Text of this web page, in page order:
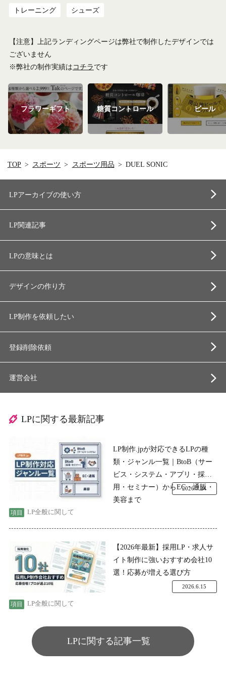
トレーニング シューズ
【注意】上記ランディングページは弊社で制作したデザインでは
ございません
※弊社の制作実績はコチラです
フラワーギフト 糖質コントロール ビール
TOP スポーツ スポーツ用品 DUEL SONIC
LPアーカイブの使い方
LP関連記事
LPの意味とは
デザインの作り方
LP制作を依頼したい
登録削除依頼
運営会社
LPに関する最新記事
LP制作.jpが対応できるLPの種
類・ジャンル一覧｜BtoB（サー
ビス・システム・アプリ・採
用・セミナー）からEC・通販・
美容まで
LP全般に関して
2026.7.24
【2026年最新】採用LP・求人サ
イト制作に強いおすすめ会社10
選！応募が増える選び方
LP全般に関して
2026.6.15
LPに関する記事一覧